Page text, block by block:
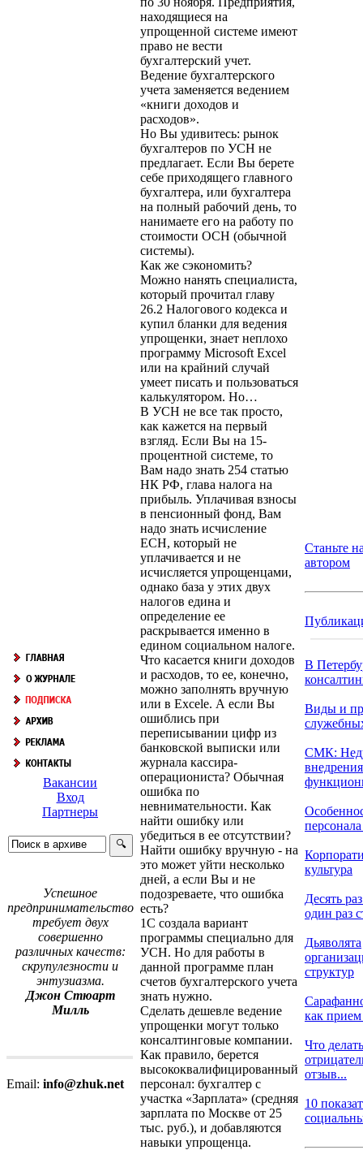
Вакансии
Вход
Партнеры
Успешное
предпринимательство
требует двух
совершенно
различных качеств:
скрупулезности и
энтузиазма.
Джон Стюарт
Милль
Email: info@zhuk.net
находящиеся на
упрощенной системе имеют
право не вести
бухгалтерский учет.
Ведение бухгалтерского
учета заменяется ведением
«книги доходов и
расходов».
Но Вы удивитесь: рынок
бухгалтеров по УСН не
предлагает. Если Вы берете
себе приходящего главного
бухгалтера, или бухгалтера
на полный рабочий день, то
нанимаете его на работу по
стоимости ОСН (обычной
системы).
Как же сэкономить?
Можно нанять специалиста,
который прочитал главу
26.2 Налогового кодекса и
купил бланки для ведения
упрощенки, знает неплохо
программу Microsoft Excel
или на крайний случай
умеет писать и пользоваться
калькулятором. Но…
В УСН не все так просто,
как кажется на первый
взгляд. Если Вы на 15-
процентной системе, то
Вам надо знать 254 статью
НК РФ, глава налога на
прибыль. Уплачивая взносы
в пенсионный фонд, Вам
надо знать исчисление
ЕСН, который не
уплачивается и не
исчисляется упрощенцами,
однако база у этих двух
налогов едина и
определение ее
раскрывается именно в
едином социальном налоге.
Что касается книги доходов
и расходов, то ее, конечно,
можно заполнять вручную
или в Excele. А если Вы
ошиблись при
переписывании цифр из
банковской выписки или
журнала кассира-
операциониста? Обычная
ошибка по
невнимательности. Как
найти ошибку или
убедиться в ее отсутствии?
Найти ошибку вручную - на
это может уйти несколько
дней, а если Вы и не
подозреваете, что ошибка
есть?
1С создала вариант
программы специально для
УСН. Но для работы в
данной программе план
счетов бухгалтерского учета
знать нужно.
Сделать дешевле ведение
упрощенки могут только
консалтинговые компании.
Как правило, берется
высококвалифицированный
персонал: бухгалтер с
участка «Зарплата» (средняя
зарплата по Москве от 25
тыс. руб.), и добавляются
навыки упрощенца.
Станьте
автором
В
Виды и
СМК:
культура
Десять
один раз
Дьяволята
структур
как
Что
отзыв...
10